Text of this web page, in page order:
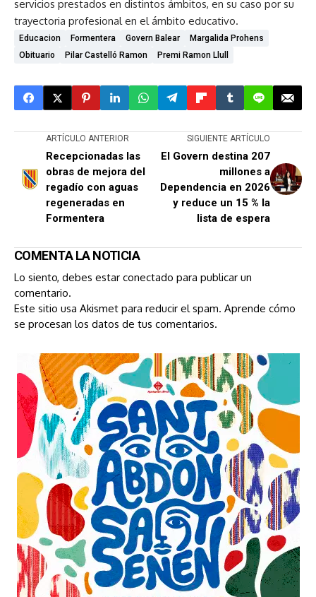
servicios prestados en distintos ámbitos, en su caso por su
trayectoria profesional en el ámbito educativo.
Educacion Formentera Govern Balear
Margalida Prohens
Obituario
Pilar Castelló Ramon Premi Ramon Llull
ARTÍCULO ANTERIOR
Recepcionadas las
obras de mejora del
regadío con aguas
regeneradas en
Formentera
SIGUIENTE ARTÍCULO
El Govern destina 207
millones a
Dependencia en 2026
y reduce un 15 % la
lista de espera
COMENTA LA NOTICIA
Lo siento, debes estar conectado para publicar un
comentario.
Este sitio usa Akismet para reducir el spam. Aprende cómo
se procesan los datos de tus comentarios.